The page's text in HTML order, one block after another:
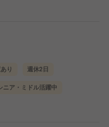
り 週休2日
ニア・ミドル活躍中